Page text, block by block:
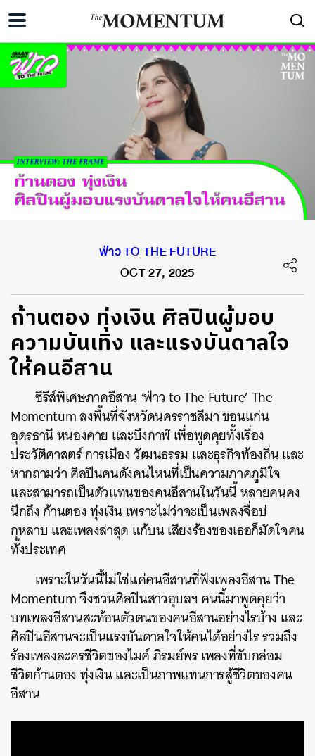
ฟ่าว TO THE FUTURE
OCT 27, 2025
ก้านตอง ทุ่งเงิน ศิลปินผู้มอบ
ความบันเทิง และแรงบันดาลใจ
ให้คนอีสาน
ซีรีส์พิเศษภาคอีสาน ‘ฟ่าว to The Future’ The
Momentum ลงพื้นที่จังหวัดนครราชสีมา ขอนแก่น
อุดรธานี หนองคาย และบึงกาฬ เพื่อพูดคุยทั้งเรื่อง
ประวัติศาสตร์ การเมือง วัฒนธรรม และธุรกิจท้องถิ่น และ
หากถามว่า ศิลปินคนดังคนไหนที่เป็นความภาคภูมิใจ
และสามารถเป็นตัวแทนของคนอีสานในวันนี้ หลายคนคง
นึกถึง ก้านตอง ทุ่งเงิน เพราะไม่ว่าจะเป็นเพลงจื่อบ่
กุหลาบ และเพลงล่าสุด แก้บน เสียงร้องของเธอก็มัดใจคน
ทั้งประเทศ
เพราะในวันนี้ไม่ใช่แค่คนอีสานที่ฟังเพลงอีสาน The
Momentum จึงชวนศิลปินสาวอุบลฯ คนนี้มาพูดคุยว่า
บทเพลงอีสานสะท้อนตัวตนของคนอีสานอย่างไรบ้าง และ
ศิลปินอีสานจะเป็นแรงบันดาลใจให้คนได้อย่างไร รวมถึง
ร้องเพลงละครชีวิตของไมค์ ภิรมย์พร เพลงที่ขับกล่อม
ชีวิตก้านตอง ทุ่งเงิน และเป็นภาพแทนการสู้ชีวิตของคน
อีสาน